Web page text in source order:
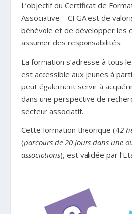
L’objectif du Certificat de
Associative – CFGA est de
bénévole et de développer les
assumer des responsabilités.
La formation s’adresse à tous
est accessible aux jeunes à
peut également servir à
dans une perspective de
secteur associatif.
Cette formation théorique (42
(parcours de 20 jours dans une
associations), est validée par